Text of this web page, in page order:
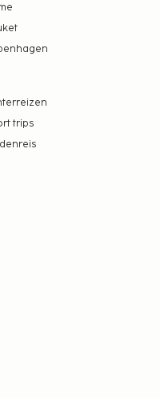
trips